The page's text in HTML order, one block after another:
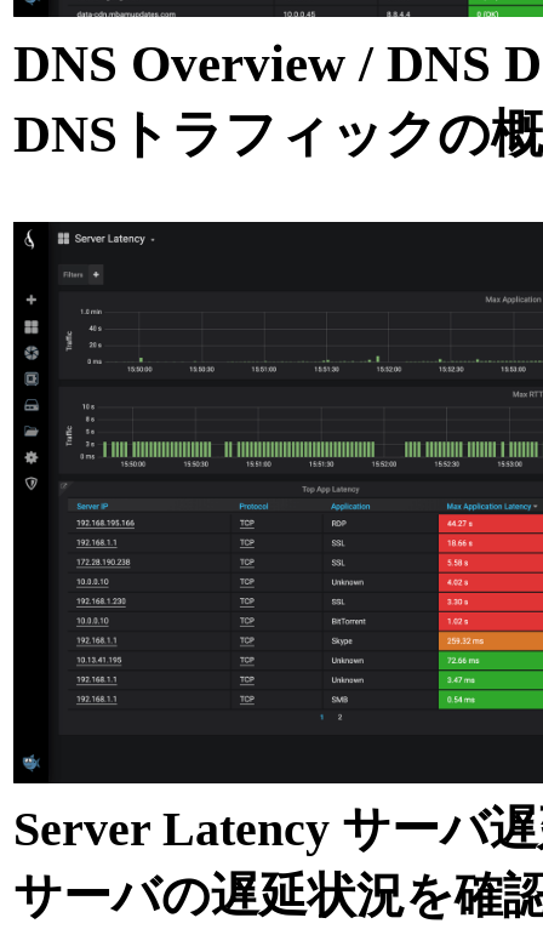
DNS Overview / DNS
DNSトラフィックの
Server Latency サーバ
サーバの遅延状況を確